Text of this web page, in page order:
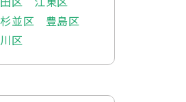
杉並区
豊島区
区